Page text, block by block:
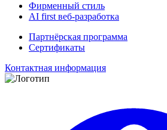
Фирменный стиль
AI first веб-разработка
Партнёрская программа
Сертификаты
Контактная информация